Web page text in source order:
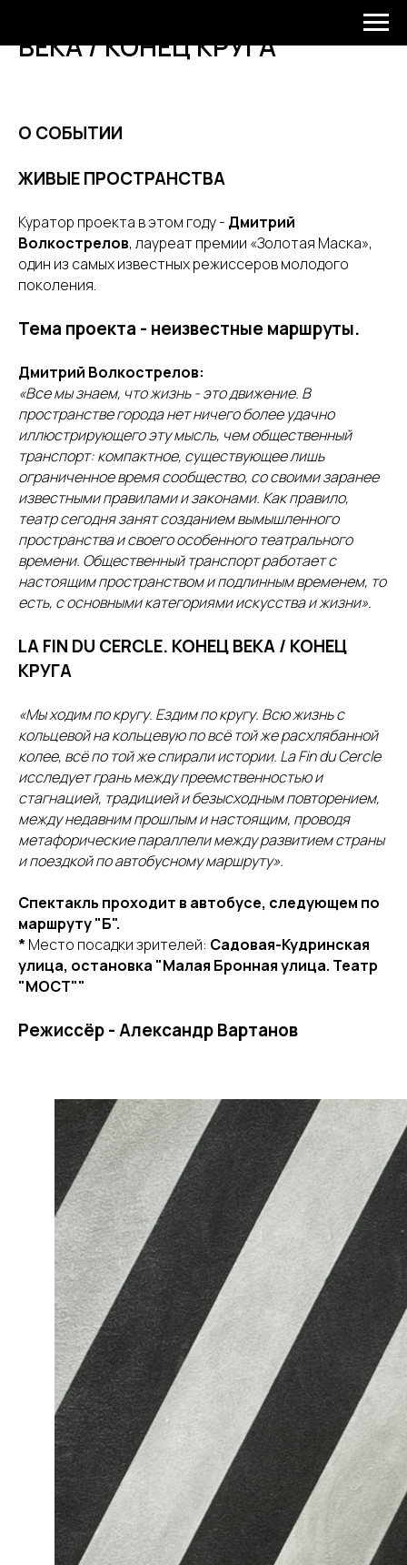
ВЕКА / КОНЕЦ КРУГА
О СОБЫТИИ
ЖИВЫЕ ПРОСТРАНСТВА
Куратор проекта в этом году - Дмитрий
Волкострелов, лауреат премии «Золотая Маска»,
один из самых известных режиссеров молодого
поколения.
Тема проекта - неизвестные маршруты.
Дмитрий Волкострелов:
«Все мы знаем, что жизнь - это движение. В
пространстве города нет ничего более удачно
иллюстрирующего эту мысль, чем общественный
транспорт: компактное, существующее лишь
ограниченное время сообщество, со своими заранее
известными правилами и законами. Как правило,
театр сегодня занят созданием вымышленного
пространства и своего особенного театрального
времени. Общественный транспорт работает с
настоящим пространством и подлинным временем, то
есть, с основными категориями искусства и жизни».
LA FIN DU CERCLE. КОНЕЦ ВЕКА / КОНЕЦ
КРУГА
«Мы ходим по кругу. Ездим по кругу. Всю жизнь с
кольцевой на кольцевую по всё той же расхлябанной
колее, всё по той же спирали истории. La Fin du Cercle
исследует грань между преемственностью и
стагнацией, традицией и безысходным повторением,
между недавним прошлым и настоящим, проводя
метафорические параллели между развитием страны
и поездкой по автобусному маршруту».
Спектакль проходит в автобусе, следующем по
маршруту "Б".
*Место посадки зрителей: Садовая-Кудринская
улица, остановка "Малая Бронная улица. Театр
"МОСТ""
Режиссёр - Александр Вартанов